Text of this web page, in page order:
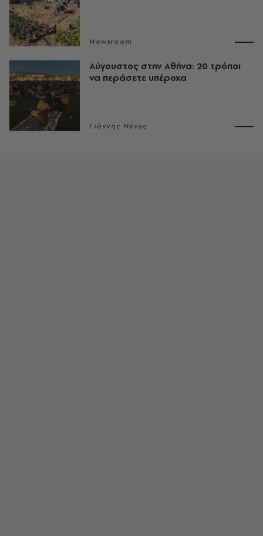
Newsroom
Αύγουστος στην Αθήνα: 20 τρόποι
να περάσετε υπέροχα
Γιάννης Νένες